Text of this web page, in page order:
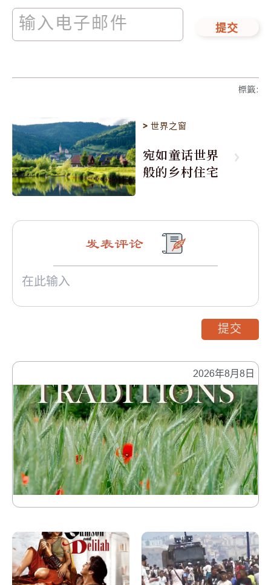
提交
標籤:
>世界之窗
宛如童话世界
般的乡村住宅
2026年8月8日
发表评论
提交